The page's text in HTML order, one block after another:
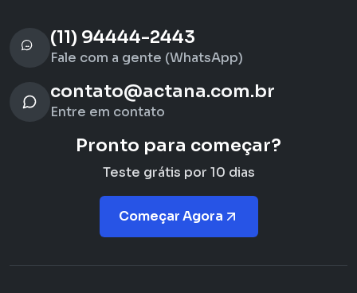
(11) 94444-2443
Fale com a gente (WhatsApp)
contato@actana.com.br
Entre em contato
Pronto para começar?
Teste grátis por 10 dias
Começar Agora